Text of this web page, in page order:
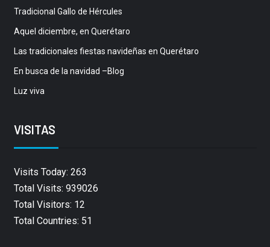
Tradicional Gallo de Hércules
Aquel diciembre, en Querétaro
Las tradicionales fiestas navideñas en Querétaro
En busca de la navidad –Blog
Luz viva
VISITAS
Visits Today: 263
Total Visits: 939026
Total Visitors: 12
Total Countries: 51